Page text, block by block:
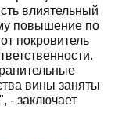
влиятельный
повышение по
покровитель
вины заняты
- заключает